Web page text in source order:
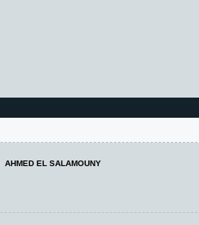
AHMED EL SALAMOUNY